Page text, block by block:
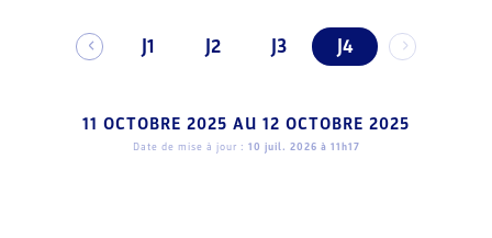
J1 J2 J3 J4
11 OCTOBRE 2025 AU 12 OCTOBRE 2025
Date de mise à jour : 10 juil. 2026 à 11h17